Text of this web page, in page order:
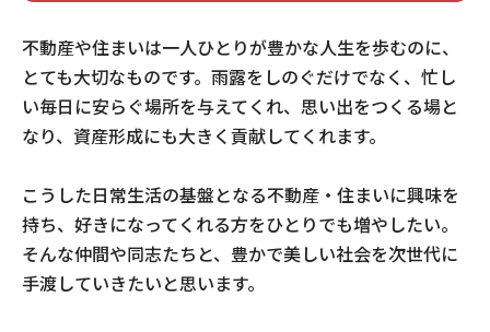
不動産や住まいは一人ひとりが豊かな人生を歩むのに、
とても大切なものです。雨露をしのぐだけでなく、忙し
い毎日に安らぐ場所を与えてくれ、思い出をつくる場と
なり、資産形成にも大きく貢献してくれます。
こうした日常生活の基盤となる不動産・住まいに興味を
持ち、好きになってくれる方をひとりでも増やしたい。
そんな仲間や同志たちと、豊かで美しい社会を次世代に
手渡していきたいと思います。